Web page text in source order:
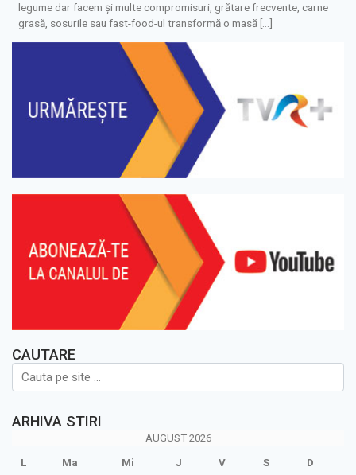
legume dar facem și multe compromisuri, grătare frecvente, carne
grasă, sosurile sau fast-food-ul transformă o masă […]
CAUTARE
ARHIVA STIRI
AUGUST 2026
L Ma Mi J V S D